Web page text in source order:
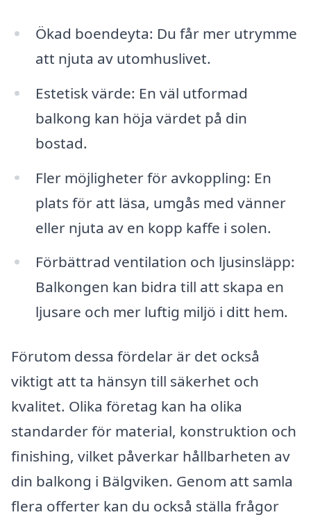
Ökad boendeyta: Du får mer utrymme
att njuta av utomhuslivet.
Estetisk värde: En väl utformad
balkong kan höja värdet på din
bostad.
Fler möjligheter för avkoppling: En
plats för att läsa, umgås med vänner
eller njuta av en kopp kaffe i solen.
Förbättrad ventilation och ljusinsläpp:
Balkongen kan bidra till att skapa en
ljusare och mer luftig miljö i ditt hem.
Förutom dessa fördelar är det också
viktigt att ta hänsyn till säkerhet och
kvalitet. Olika företag kan ha olika
standarder för material, konstruktion och
finishing, vilket påverkar hållbarheten av
din balkong i Bälgviken. Genom att samla
flera offerter kan du också ställa frågor